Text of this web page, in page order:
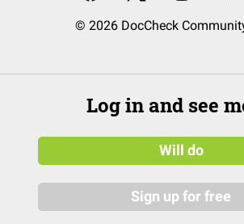
© 2026 DocCheck
Log in and see
Will do
Sign up for free